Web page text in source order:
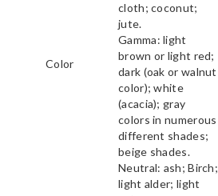
Color
cloth; coconut;
jute.
Gamma: light
brown or light red;
dark (oak or walnut
color); white
(acacia); gray
colors in numerous
different shades;
beige shades.
Neutral: ash; Birch;
light alder; light